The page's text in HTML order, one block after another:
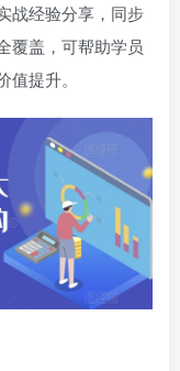
战经验分享，同步
覆盖，可帮助学员
提升。